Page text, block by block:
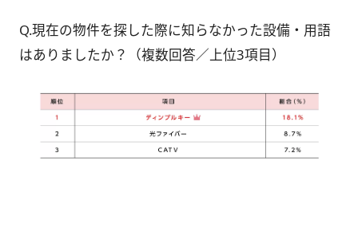
Q.現在の物件を探した際に知らなかった設備・用語
はありましたか？（複数回答／上位3項目）